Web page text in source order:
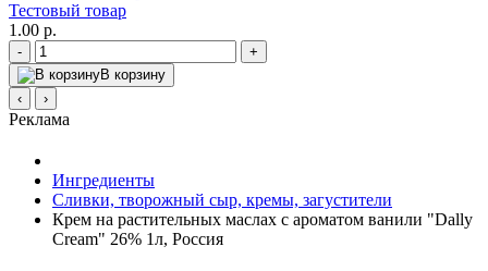
Тестовый товар
1.00 р.
-
+
В корзину
‹
›
Реклама
Ингредиенты
Сливки, творожный сыр, кремы, загустители
Крем на растительных маслах с ароматом ванили "Dally
Cream" 26% 1л, Россия